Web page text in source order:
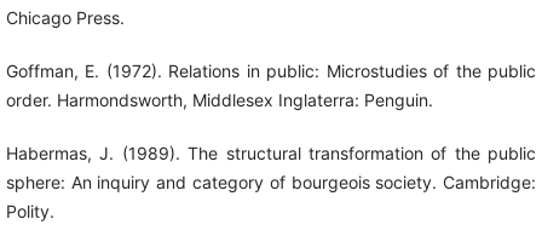
Chicago Press.
Goffman, E. (1972). Relations in public: Microstudies of the public
order. Harmondsworth, Middlesex Inglaterra: Penguin.
Habermas, J. (1989). The structural transformation of the public
sphere: An inquiry and category of bourgeois society. Cambridge:
Polity.